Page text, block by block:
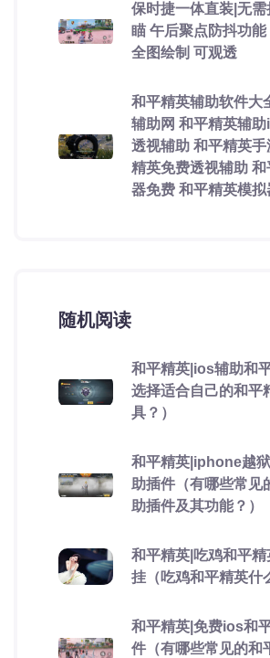
保时捷一体直装|无需
瞄 午后聚点防抖功
全图绘制 可观透
和平精英辅助软件大
辅助网 和平精英辅
透视辅助 和平精英
精英免费透视辅助
器免费 和平精英模拟
随机阅读
和平精英|ios辅助和
选择适合自己的和平
具？）
和平精英|iphone越
助插件（有哪些常见
助插件及其功能？）
和平精英|吃鸡和平
挂（吃鸡和平精英什
和平精英|免费ios和
件（有哪些常见的和